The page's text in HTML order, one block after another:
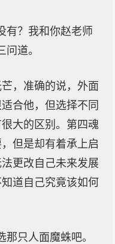
有？我和你赵老师
道。
，准确的说，外面
合他，但选择不同
大的区别。第四魂
但是却有着承上启
更改自己未来发展
道自己究竟该如何
只人面魔蛛吧。